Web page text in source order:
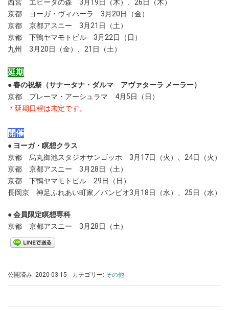
西宮 エビータの森 3月19日（木）、26日（木）
京都
ヨーガ・ヴィハーラ 3月20日（金）
京都 京都アスニー 3月21日（土）
京都 下鴨ヤマモトビル 3月22日（日）
九州 3月20日（金）、21日（土）
延期
● 春の祝祭（サナータナ・ダルマ アヴァターラ メーラー）
京都 プレーマ・アーシュラマ 4月5日（日）
＊延期日程は未定です。
開催
● ヨーガ・瞑想クラス
京都 烏丸御池スタジオサンゴッホ 3月17日（火）、24日（火）
京都 京都アスニー 3月28日（土）
京都 下鴨ヤマモトビル 29日（日）
長岡京 神足ふれあい町家／バンビオ3月18日（水）、25日（水）
● 会員限定瞑想専科
京都 京都アスニー
3月28日（土）
公開済み: 2020-03-15 カテゴリー: その他